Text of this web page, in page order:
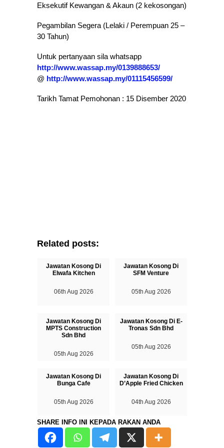
Eksekutif Kewangan & Akaun (2 kekosongan)
Pegambilan Segera (Lelaki / Perempuan 25 –
30 Tahun)
Untuk pertanyaan sila whatsapp
http://www.wassap.my/0139888653/
@ http://www.wassap.my/01115456599/
Tarikh Tamat Pemohonan : 15 Disember 2020
Related posts:
Jawatan Kosong Di
Elwafa Kitchen
06th Aug 2026
Jawatan Kosong Di
SFM Venture
05th Aug 2026
Jawatan Kosong Di
MPTS Construction
Sdn Bhd
05th Aug 2026
Jawatan Kosong Di E-
Tronas Sdn Bhd
05th Aug 2026
Jawatan Kosong Di
Bunga Cafe
05th Aug 2026
Jawatan Kosong Di
D’Apple Fried Chicken
04th Aug 2026
SHARE INFO INI KEPADA RAKAN ANDA